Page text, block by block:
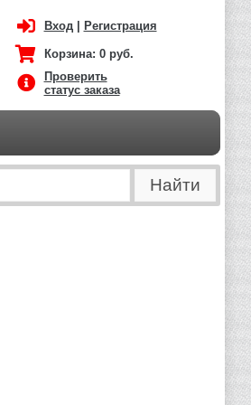
Вход| Регистрация
Корзина: 0 руб.
Проверить
статус заказа